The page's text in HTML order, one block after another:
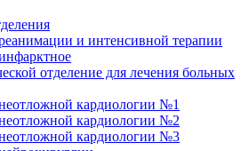
и интенсивной терапии
отделение для лечения больных
кардиологии №1
кардиологии №2
кардиологии №3